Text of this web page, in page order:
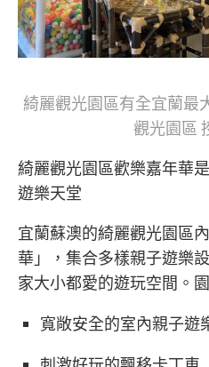
綺麗觀光園區有全宜蘭最
觀光園區
綺麗觀光園區歡樂嘉年華
遊樂天堂
宜蘭蘇澳的綺麗觀光園區
華」，集合多樣親子遊樂
家大小都愛的遊玩空間。
寬敞安全的室內親子遊